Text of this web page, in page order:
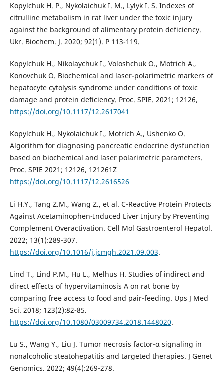
Kopylchuk H. P., Nykolaichuk I. M., Lylyk I. S. Indexes of
citrulline metabolism in rat liver under the toxic injury
against the background of alimentary protein deficiency.
Ukr. Biochem. J. 2020; 92(1). Р 113-119.
Kopylchuk H., Nikolaychuk I., Voloshchuk O., Motrich A.,
Konovchuk O. Biochemical and laser-polarimetric markers of
hepatocyte cytolysis syndrome under conditions of toxic
damage and protein deficiency. Proc. SPIE. 2021; 12126,
https://doi.org/10.1117/12.2617041
Kopylchuk Н., Nykolaichuk I., Motrich A., Ushenko O.
Algorithm for diagnosing pancreatic endocrine dysfunction
based on biochemical and laser polarimetric parameters.
Proc. SPIE 2021; 12126, 121261Z
https://doi.org/10.1117/12.2616526
Li H.Y., Tang Z.M., Wang Z., et al. C-Reactive Protein Protects
Against Acetaminophen-Induced Liver Injury by Preventing
Complement Overactivation. Cell Mol Gastroenterol Hepatol.
2022; 13(1):289-307.
https://doi.org/10.1016/j.jcmgh.2021.09.003.
Lind T., Lind P.M., Hu L., Melhus H. Studies of indirect and
direct effects of hypervitaminosis A on rat bone by
comparing free access to food and pair-feeding. Ups J Med
Sci. 2018; 123(2):82-85.
https://doi.org/10.1080/03009734.2018.1448020.
Lu S., Wang Y., Liu J. Tumor necrosis factor-α signaling in
nonalcoholic steatohepatitis and targeted therapies. J Genet
Genomics. 2022; 49(4):269-278.